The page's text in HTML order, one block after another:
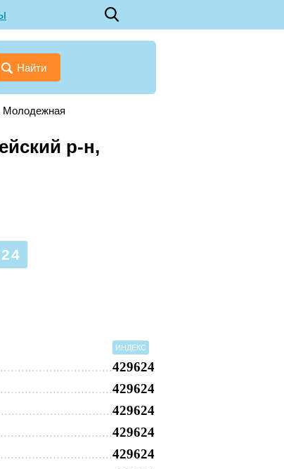
Найти
Молодежная
р-н,
ИНДЕКС
429624
429624
429624
429624
429624